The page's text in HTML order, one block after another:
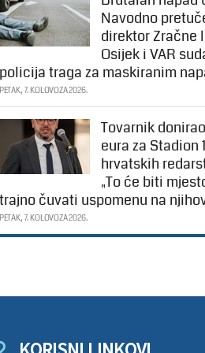
Navodno
direktor Zračne
Osijek i VAR
policija traga za maskiranim
PETAK, 7. KOLOVOZA 2026.
Tovarnik
eura za Stadion
hrvatskih
„To će biti
trajno čuvati uspomenu na
PETAK, 7. KOLOVOZA 2026.